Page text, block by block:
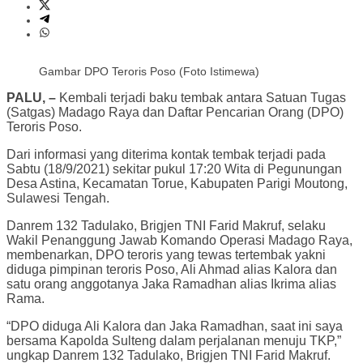
Gambar DPO Teroris Poso (Foto Istimewa)
PALU, – Kembali terjadi baku tembak antara Satuan Tugas
(Satgas) Madago Raya dan Daftar Pencarian Orang (DPO)
Teroris Poso.
Dari informasi yang diterima kontak tembak terjadi pada
Sabtu (18/9/2021) sekitar pukul 17:20 Wita di Pegunungan
Desa Astina, Kecamatan Torue, Kabupaten Parigi Moutong,
Sulawesi Tengah.
Danrem 132 Tadulako, Brigjen TNI Farid Makruf, selaku
Wakil Penanggung Jawab Komando Operasi Madago Raya,
membenarkan, DPO teroris yang tewas tertembak yakni
diduga pimpinan teroris Poso, Ali Ahmad alias Kalora dan
satu orang anggotanya Jaka Ramadhan alias Ikrima alias
Rama.
“DPO diduga Ali Kalora dan Jaka Ramadhan, saat ini saya
bersama Kapolda Sulteng dalam perjalanan menuju TKP,”
ungkap Danrem 132 Tadulako, Brigjen TNI Farid Makruf.